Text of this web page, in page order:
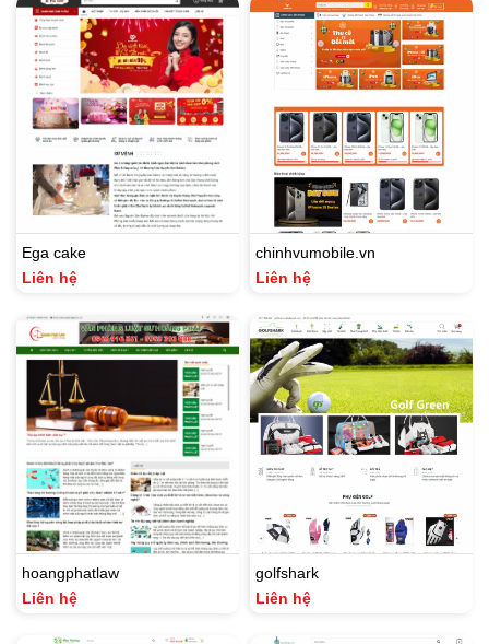
Ega cake
Liên hệ
chinhvumobile.vn
Liên hệ
hoangphatlaw
Liên hệ
golfshark
Liên hệ